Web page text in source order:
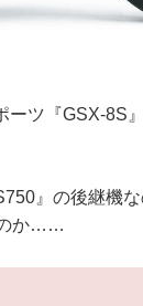
ツ『GSX-8S
』の後継機
のか……